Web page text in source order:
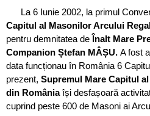
La 6 Iunie 2002, la primul
Capitul al Masonilor Arcului
pentru demnitatea de Înalt Mare
Companion Ștefan MÂȘU. A fost
data funcționau în România 6
prezent, Supremul Mare Capitul
din Româniaîși desfașoară
cuprind peste 600 de Masoni ai